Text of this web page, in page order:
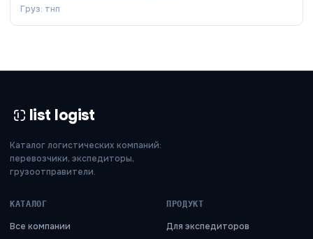
Груз: тнп
list logist
Каталог логистических компаний:
перевозчики, экспедиторы,
грузоотправители.
КАТАЛОГ
Все компании
ПРОДУКТ
Для экспедиторов